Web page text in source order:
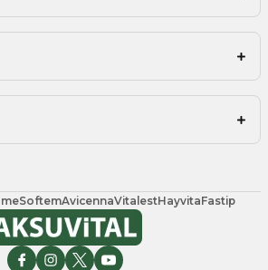
SoftemAvicennaVitalestHayvitaFastip